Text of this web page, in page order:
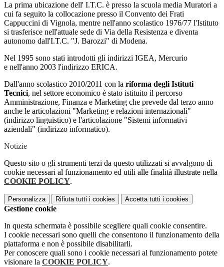
La prima ubicazione dell' I.T.C. è presso la scuola media Muratori a
cui fa seguito la collocazione presso il Convento dei Frati
Cappuccini di Vignola, mentre nell'anno scolastico 1976/77 l'Istituto
si trasferisce nell'attuale sede di Via della Resistenza e diventa
autonomo dall'I.T.C. "J. Barozzi" di Modena.
Nel 1995 sono stati introdotti gli indirizzi IGEA, Mercurio
e nell'anno 2003 l'indirizzo ERICA.
Dall'anno scolastico 2010/2011 con la riforma degli Istituti
Tecnici, nel settore economico è stato istituito il percorso
Amministrazione, Finanza e Marketing che prevede dal terzo anno
anche le articolazioni "Marketing e relazioni internazionali"
(indirizzo linguistico) e l'articolazione "Sistemi informativi
aziendali" (indirizzo informatico).
Notizie
Questo sito o gli strumenti terzi da questo utilizzati si avvalgono di
cookie necessari al funzionamento ed utili alle finalità illustrate nella
COOKIE POLICY.
Personalizza Rifiuta tutti i cookies Accetta tutti i cookies
Gestione cookie
In questa schermata è possibile scegliere quali cookie consentire.
I cookie necessari sono quelli che consentono il funzionamento della
piattaforma e non è possibile disabilitarli.
Per conoscere quali sono i cookie necessari al funzionamento potete
visionare la COOKIE POLICY.